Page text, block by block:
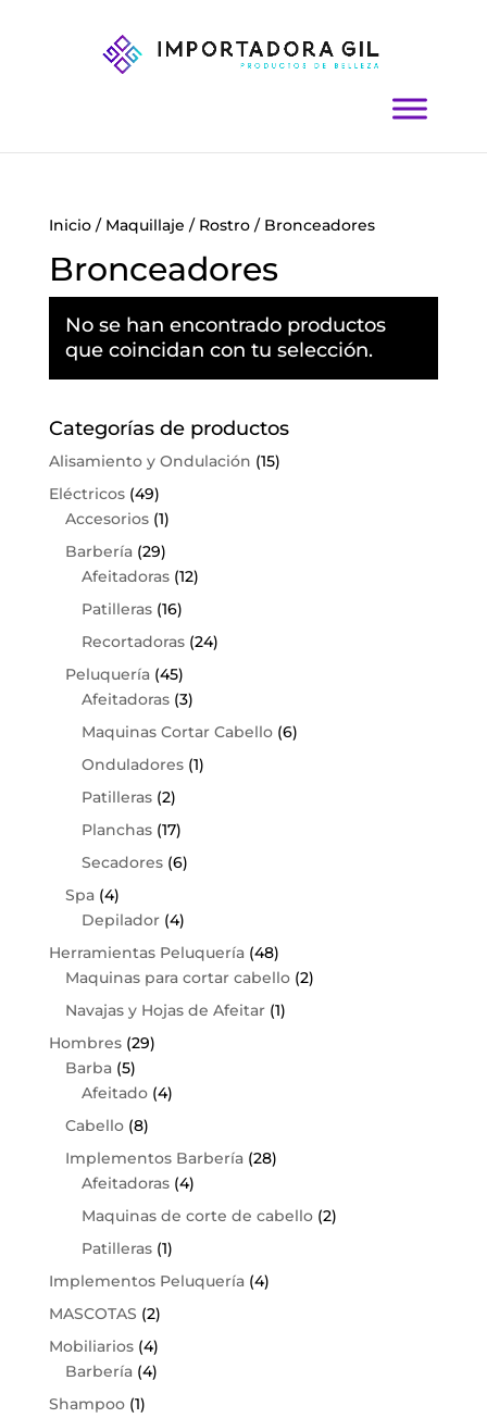
Inicio/ Maquillaje / Rostro/ Bronceadores
Bronceadores
No se han encontrado productos
que coincidan con tu selección.
Categorías de productos
Alisamiento y Ondulación (15)
Eléctricos (49)
Accesorios (1)
Barbería (29)
Afeitadoras (12)
Patilleras (16)
Recortadoras (24)
Peluquería (45)
Afeitadoras (3)
Maquinas Cortar Cabello (6)
Onduladores (1)
Patilleras (2)
Planchas (17)
Secadores (6)
Spa (4)
Depilador (4)
Herramientas Peluquería (48)
Maquinas para cortar cabello (2)
Navajas y Hojas de Afeitar (1)
Hombres (29)
Barba (5)
Afeitado (4)
Cabello (8)
Implementos Barbería (28)
Afeitadoras (4)
Maquinas de corte de cabello (2)
Patilleras (1)
Implementos Peluquería (4)
MASCOTAS (2)
Mobiliarios (4)
Barbería (4)
Shampoo (1)